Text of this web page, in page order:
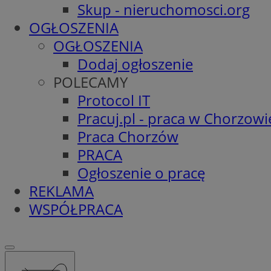
Skup - nieruchomosci.org
OGŁOSZENIA
OGŁOSZENIA
Dodaj ogłoszenie
POLECAMY
Protocol IT
Pracuj.pl - praca w
Praca Chorzów
PRACA
Ogłoszenie o pracę
REKLAMA
WSPÓŁPRACA